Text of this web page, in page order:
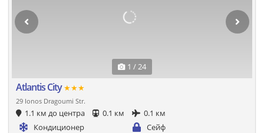
1 / 24
Atlantis City★★★
29 Ionos Dragoumi Str.
1.1 км до центра 0.1 км
0.1 км
Кондиционер
Сейф